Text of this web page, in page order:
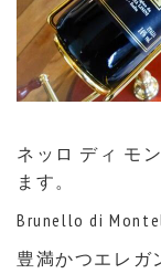
ネッロ ディ モ
ます。
Brunello di
豊満かつエレガ